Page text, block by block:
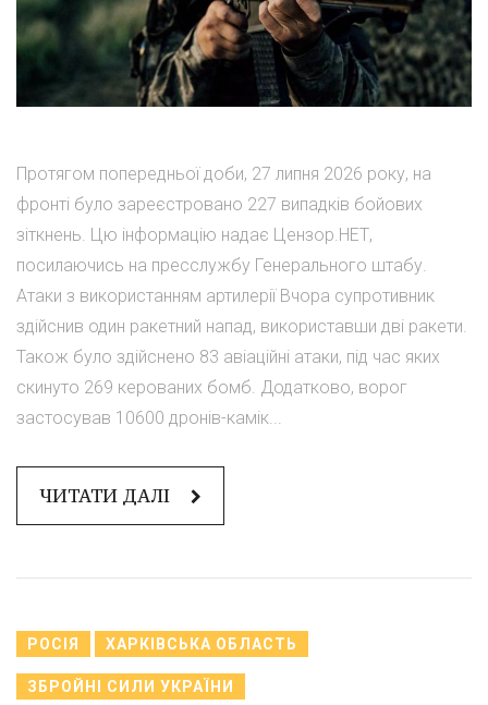
Протягом попередньої доби, 27 липня 2026 року, на
фронті було зареєстровано 227 випадків бойових
зіткнень. Цю інформацію надає Цензор.НЕТ,
посилаючись на пресслужбу Генерального штабу.
Атаки з використанням артилерії Вчора супротивник
здійснив один ракетний напад, використавши дві ракети.
Також було здійснено 83 авіаційні атаки, під час яких
скинуто 269 керованих бомб. Додатково, ворог
застосував 10600 дронів-камік...
ЧИТАТИ ДАЛІ
РОСІЯ ХАРКІВСЬКА ОБЛАСТЬ
ЗБРОЙНІ СИЛИ УКРАЇНИ